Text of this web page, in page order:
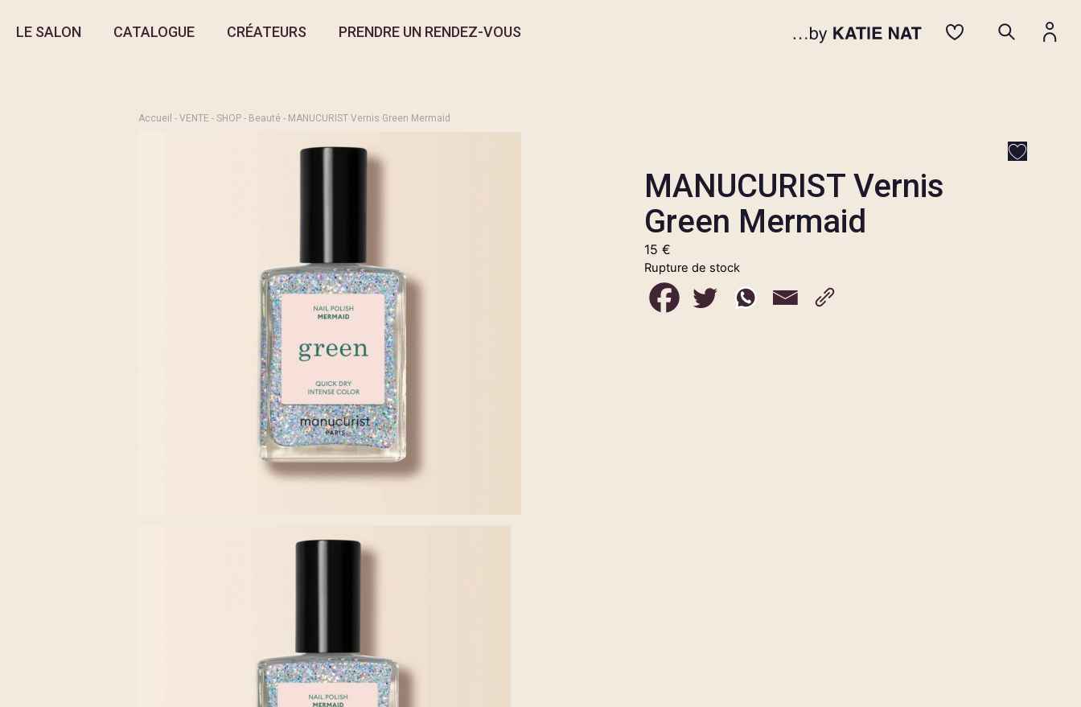
LE SALON CATALOGUE CRÉATEURS PRENDRE UN RENDEZ-VOUS
Accueil - VENTE - SHOP - Beauté - MANUCURIST Vernis Green Mermaid
MANUCURIST Vernis
Green Mermaid
15 €
Rupture de stock